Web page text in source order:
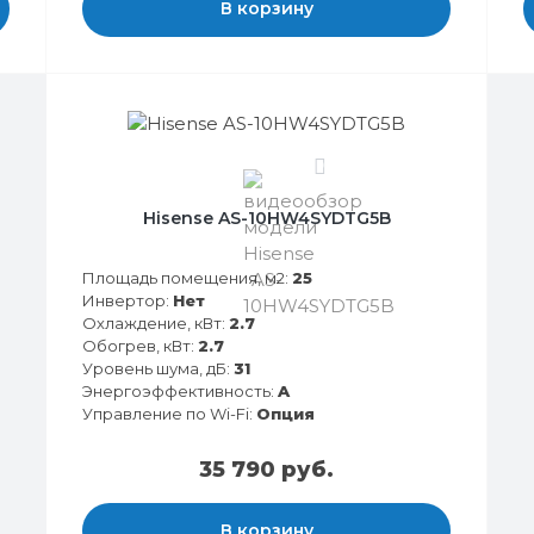
В корзину
0
Hisense AS-10HW4SYDTG5B
Площадь помещения, м2: 25
Инвертор: Нет
Охлаждение, кВт: 2.7
Обогрев, кВт: 2.7
Уровень шума, дБ: 31
Энергоэффективность: A
Управление по Wi-Fi: Опция
35 790 руб.